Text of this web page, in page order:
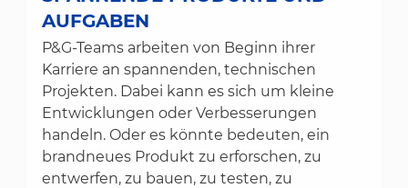
AUFGABEN
P&G-Teams arbeiten von Beginn ihrer
Karriere an spannenden, technischen
Projekten. Dabei kann es sich um kleine
Entwicklungen oder Verbesserungen
handeln. Oder es könnte bedeuten, ein
brandneues Produkt zu erforschen, zu
entwerfen, zu bauen, zu testen, zu